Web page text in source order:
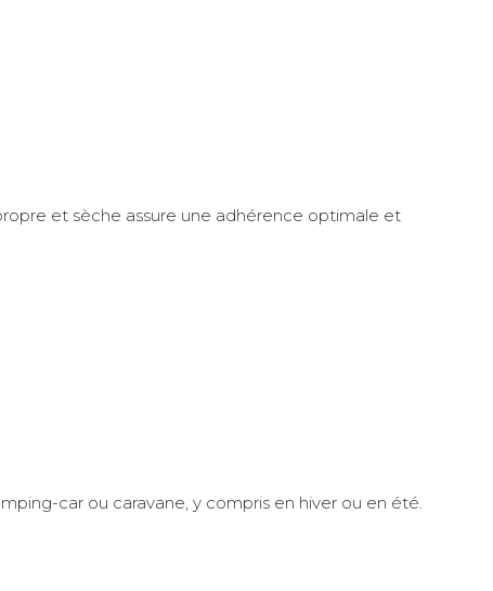
et sèche assure une adhérence optimale et
car ou caravane, y compris en hiver ou en été.